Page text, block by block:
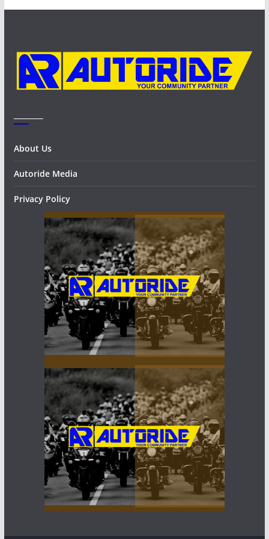
About Us
Autoride Media
Privacy Policy